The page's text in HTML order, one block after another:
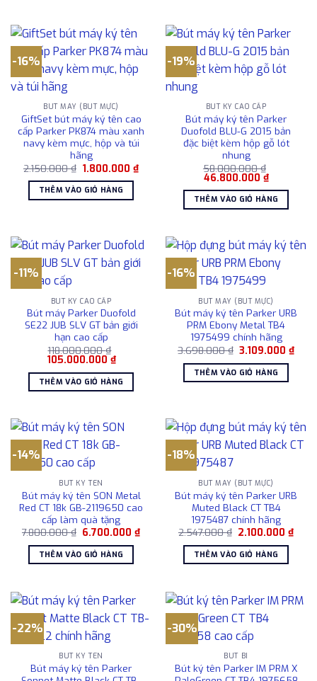
-16%
BÚT MÁY (BÚT MỰC)
GiftSet bút máy ký tên cao
cấp Parker PK874 màu xanh
navy kèm mực, hộp và túi
hãng
2.150.000₫ Giá
là:
2.150.000 ₫.
1.800.000₫Giá
hiện
THÊM VÀO GIỎ HÀNG
-19%
BÚT KÝ CAO CẤP
Bút máy ký tên Parker
Duofold BLU-G 2015 bản
đặc biệt kèm hộp gỗ lót
nhung
58.000.000₫
Giá
là:
58.000.000 ₫.
46.800.000 ₫Giá
hiện
tại
là:
THÊM VÀO GIỎ HÀNG
-11%
BÚT KÝ CAO CẤP
Bút máy Parker Duofold
SE22 JUB SLV GT bản giới
hạn cao cấp
118.000.000₫
Giá
là:
118.000.000 ₫.
105.000.000 ₫Giá
hiện
tại
là:
105.000.000 ₫.
THÊM VÀO GIỎ HÀNG
-16%
BÚT MÁY (BÚT MỰC)
Bút máy ký tên Parker URB
PRM Ebony Metal TB4
1975499 chính hãng
3.698.000₫ Giá
là:
3.698.000 ₫.
3.109.000₫Giá
hiện
THÊM VÀO GIỎ HÀNG
-14%
BÚT KÝ TÊN
Bút máy ký tên SON Metal
Red CT 18k GB-2119650 cao
cấp làm quà tặng
7.800.000₫ Giá
là:
7.800.000 ₫.
6.700.000₫Giá
hiện
6.700.000 ₫.
THÊM VÀO GIỎ HÀNG
-18%
BÚT MÁY (BÚT MỰC)
Bút máy ký tên Parker URB
Muted Black CT TB4
1975487 chính hãng
2.547.000₫ Giá
là:
2.547.000 ₫.
2.100.000₫Giá
hiện
THÊM VÀO GIỎ HÀNG
-22%
BÚT KÝ TÊN
Bút máy ký tên Parker
-30%
BÚT BI
Bút ký tên Parker IM PRM X